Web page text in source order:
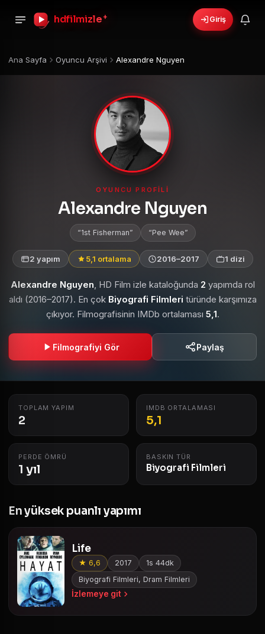
hdfilmizle + Giriş
Ana Sayfa Oyuncu Arşivi Alexandre Nguyen
OYUNCU PROFILI
Alexandre Nguyen
1st Fisherman Pee Wee
2 yapım 5,1 ortalama 2016–2017 1 dizi
Alexandre Nguyen, HD Film izle kataloğunda 2 yapımda rol
aldı (2016–2017). En çok Biyografi Filmleri türünde karşımıza
çıkıyor. Filmografisinin IMDb ortalaması 5,1.
Filmografiyi Gör Paylaş
TOPLAM YAPIM
2
IMDB ORTALAMASI
5,1
PERDE ÖMRÜ
1 yıl
BASKIN TÜR
Biyografi Filmleri
En yüksek puanlı yapımı
Life
★ 6,6 2017
1s 44dk
Biyografi Filmleri, Dram Filmleri
İzlemeye git